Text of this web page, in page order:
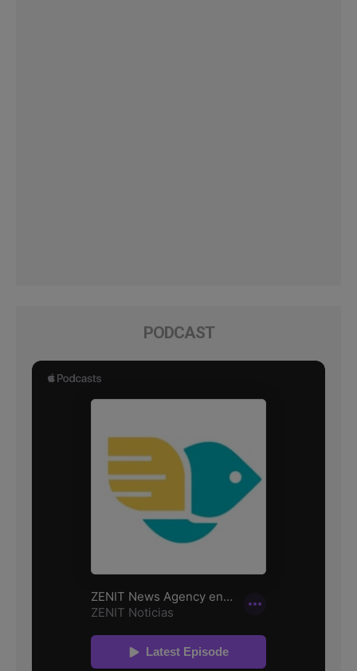
PODCAST